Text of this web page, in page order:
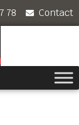
78 Contact